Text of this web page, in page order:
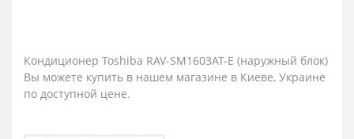
Кондиционер Toshiba RAV-SM1603AT-E (наружный блок)
Вы можете купить в нашем магазине в Киеве, Украине
по доступной цене.